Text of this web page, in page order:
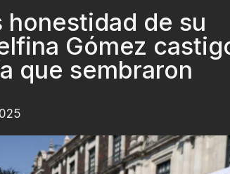
de su
Gómez
que sembraron